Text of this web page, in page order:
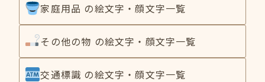
家庭用品 の絵文字・顔文字一覧
その他の物 の絵文字・顔文字一覧
交通標識 の絵文字・顔文字一覧